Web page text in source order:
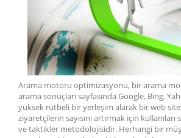
Arama motoru optimizasyonu, bir arama
arama sonuçları sayfasında Google, Bing,
yüksek rütbeli bir yerleşim alarak bir web
ziyaretçilerin sayısını artırmak için
ve taktikler metodolojisidir. Herhangi bir